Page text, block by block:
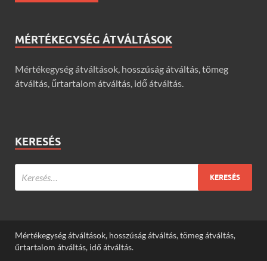
MÉRTÉKEGYSÉG ÁTVÁLTÁSOK
Mértékegység átváltások, hosszúság átváltás, tömeg
átváltás, űrtartalom átváltás, idő átváltás.
KERESÉS
Mértékegység átváltások, hosszúság átváltás, tömeg átváltás,
űrtartalom átváltás, idő átváltás.